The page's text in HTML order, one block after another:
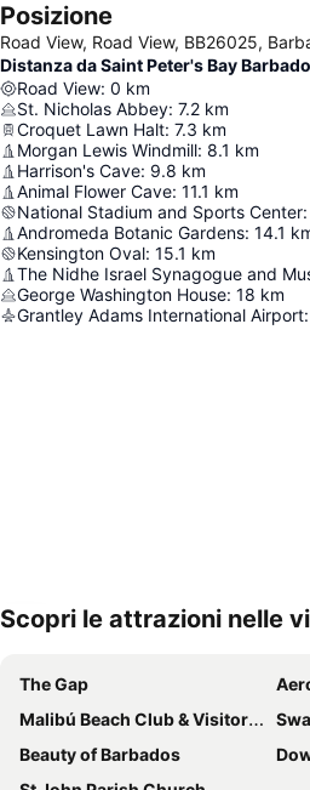
Posizione
Road View, Road View, BB26025,
Distanza da Saint Peter's Bay
Road View: 0 km
St. Nicholas Abbey: 7.2 km
Croquet Lawn Halt: 7.3 km
Morgan Lewis Windmill: 8.1 km
Harrison's Cave: 9.8 km
Animal Flower Cave: 11.1 km
National Stadium and Sports Center:
Andromeda Botanic Gardens: 14.1
Kensington Oval: 15.1 km
The Nidhe Israel Synagogue and
George Washington House: 18 km
Grantley Adams International Airport:
Espandi mappa
Scopri le attrazioni nelle
The Gap
Malibú Beach Club & Visitors Center
Beauty of Barbados